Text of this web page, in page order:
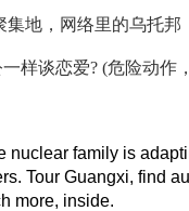
地，网络里的乌托邦
样谈恋爱? (危险动作
family is
Tour Guangxi, find
more, inside.